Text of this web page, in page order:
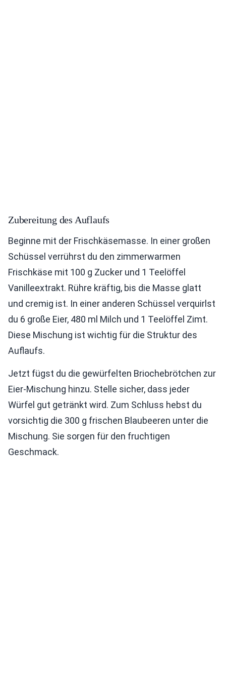
Zubereitung des Auflaufs
Beginne mit der Frischkäsemasse. In einer großen
Schüssel verrührst du den zimmerwarmen
Frischkäse mit 100 g Zucker und 1 Teelöffel
Vanilleextrakt. Rühre kräftig, bis die Masse glatt
und cremig ist. In einer anderen Schüssel verquirlst
du 6 große Eier, 480 ml Milch und 1 Teelöffel Zimt.
Diese Mischung ist wichtig für die Struktur des
Auflaufs.
Jetzt fügst du die gewürfelten Briochebrötchen zur
Eier-Mischung hinzu. Stelle sicher, dass jeder
Würfel gut getränkt wird. Zum Schluss hebst du
vorsichtig die 300 g frischen Blaubeeren unter die
Mischung. Sie sorgen für den fruchtigen
Geschmack.